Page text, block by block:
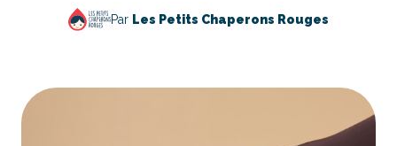
Par Les Petits Chaperons Rouges